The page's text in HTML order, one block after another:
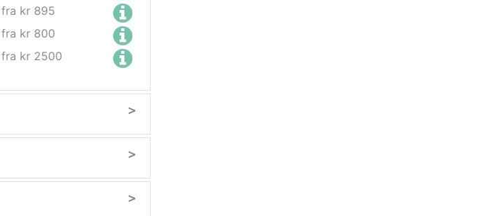
fra kr 895
fra kr 800
fra kr 2500
>
>
>